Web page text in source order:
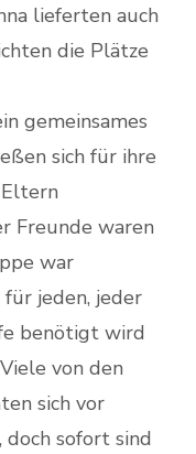
lieferten auch
die Plätze
gemeinsames
sich für ihre
Freunde waren
war
jeden, jeder
benötigt wird
von den
sich vor
doch sofort sind